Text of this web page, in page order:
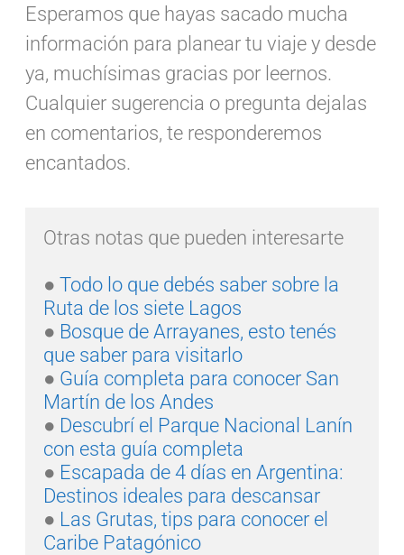
Esperamos que hayas sacado mucha
información para planear tu viaje y desde
ya, muchísimas gracias por leernos.
Cualquier sugerencia o pregunta dejalas
en comentarios, te responderemos
encantados.
Otras notas que pueden interesarte
● Todo lo que debés saber sobre la
Ruta de los siete Lagos
● Bosque de Arrayanes, esto tenés
que saber para visitarlo
● Guía completa para conocer San
Martín de los Andes
● Descubrí el Parque Nacional Lanín
con esta guía completa
● Escapada de 4 días en Argentina:
Destinos ideales para descansar
● Las Grutas, tips para conocer el
Caribe Patagónico